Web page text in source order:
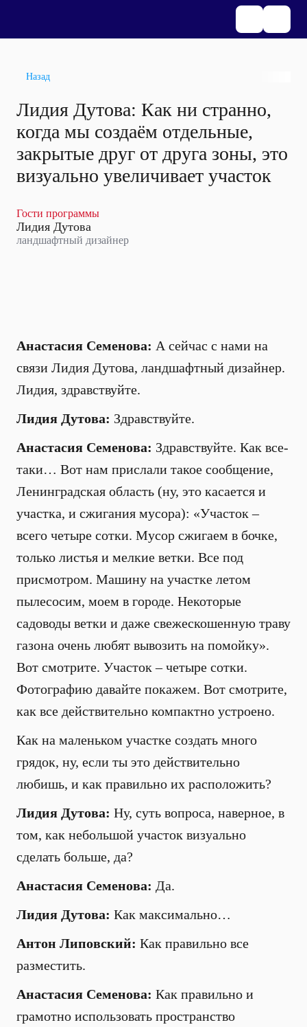
Назад
Лидия Дутова: Как ни странно,
когда мы создаём отдельные,
закрытые друг от друга зоны, это
визуально увеличивает участок
Гости программы
Лидия Дутова
ландшафтный дизайнер
Анастасия Семенова: А сейчас с нами на
связи Лидия Дутова, ландшафтный дизайнер.
Лидия, здравствуйте.
Лидия Дутова: Здравствуйте.
Анастасия Семенова: Здравствуйте. Как все-
таки… Вот нам прислали такое сообщение,
Ленинградская область (ну, это касается и
участка, и сжигания мусора): «Участок –
всего четыре сотки. Мусор сжигаем в бочке,
только листья и мелкие ветки. Все под
присмотром. Машину на участке летом
пылесосим, моем в городе. Некоторые
садоводы ветки и даже свежескошенную траву
газона очень любят вывозить на помойку».
Вот смотрите. Участок – четыре сотки.
Фотографию давайте покажем. Вот смотрите,
как все действительно компактно устроено.
Как на маленьком участке создать много
грядок, ну, если ты это действительно
любишь, и как правильно их расположить?
Лидия Дутова: Ну, суть вопроса, наверное, в
том, как небольшой участок визуально
сделать больше, да?
Анастасия Семенова: Да.
Лидия Дутова: Как максимально…
Антон Липовский: Как правильно все
разместить.
Анастасия Семенова: Как правильно и
грамотно использовать пространство